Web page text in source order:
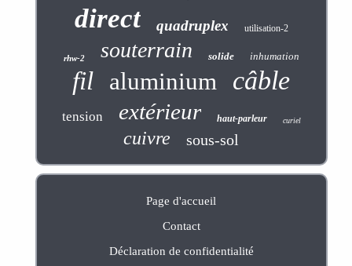
direct quadruplex utilisation-2
rhw-2 souterrain solide inhumation
fil aluminium câble
tension extérieur haut-parleur curiel
cuivre sous-sol
Page d'accueil
Contact
Déclaration de confidentialité